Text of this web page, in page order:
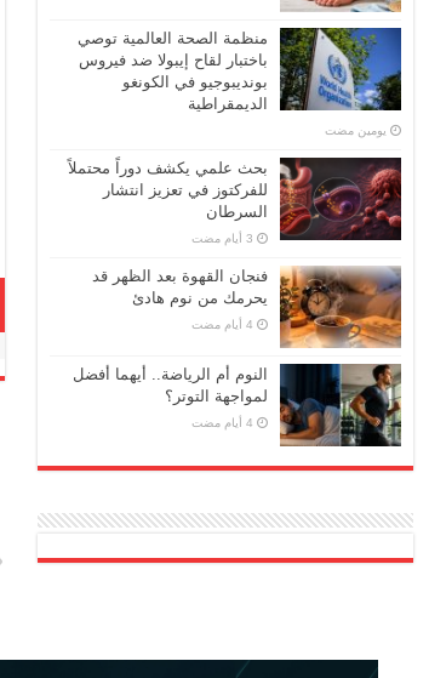
منظمة الصحة العالمية توصي
باختبار لقاح إيبولا ضد فيروس
بونديبوجيو في الكونغو
الديمقراطية
‏يومين مضت
بحث علمي يكشف دوراً محتملاً
للفركتوز في تعزيز انتشار
السرطان
فنجان القهوة بعد الظهر قد
يحرمك من نوم هادئ
النوم أم الرياضة.. أيهما أفضل
لمواجهة التوتر؟